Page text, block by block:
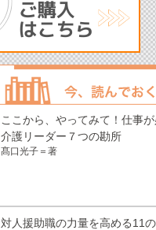
ここから、やってみて！仕事
介護リーダー７つの勘所
髙口光子＝著
対人援助職の力量を高める11